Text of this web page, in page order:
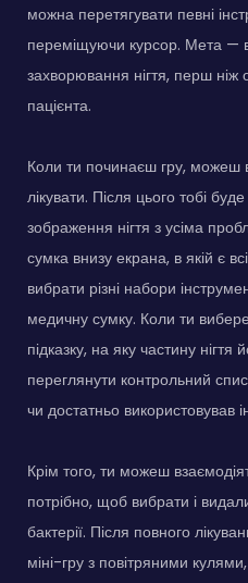
можна перетягувати певні
переміщуючи курсор. Мета —
захворювання нігтя, перш ніж
пацієнта.
Коли ти починаєш гру, можеш
лікувати. Після цього тобі
зображення нігтя з усіма
сумка внизу екрана, в якій є
вибрати різні набори
медичну сумку. Коли ти
підказку, на яку частину
переглянути контрольний
чи достатньо використовував
Крім того, ти можеш
потрібно, щоб вибрати і
бактерії. Після повного
міні-гру з повітряними